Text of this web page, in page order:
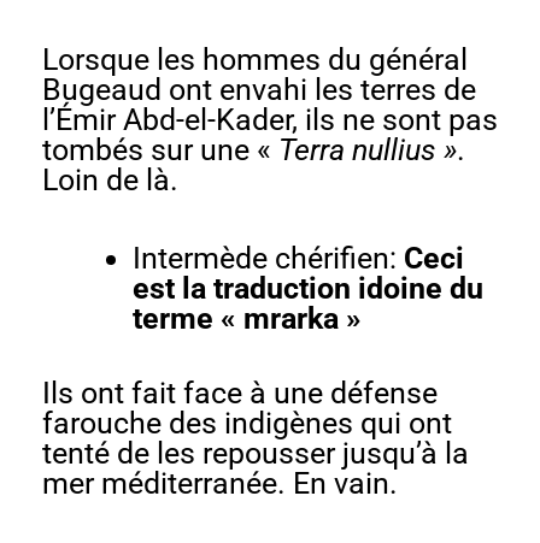
Lorsque les hommes du général
Bugeaud ont envahi les terres de
l’Émir Abd-el-Kader, ils ne sont pas
tombés sur une « Terra nullius ».
Loin de là.
Intermède chérifien: Ceci
est la traduction idoine du
terme « mrarka »
Ils ont fait face à une défense
farouche des indigènes qui ont
tenté de les repousser jusqu’à la
mer méditerranée. En vain.